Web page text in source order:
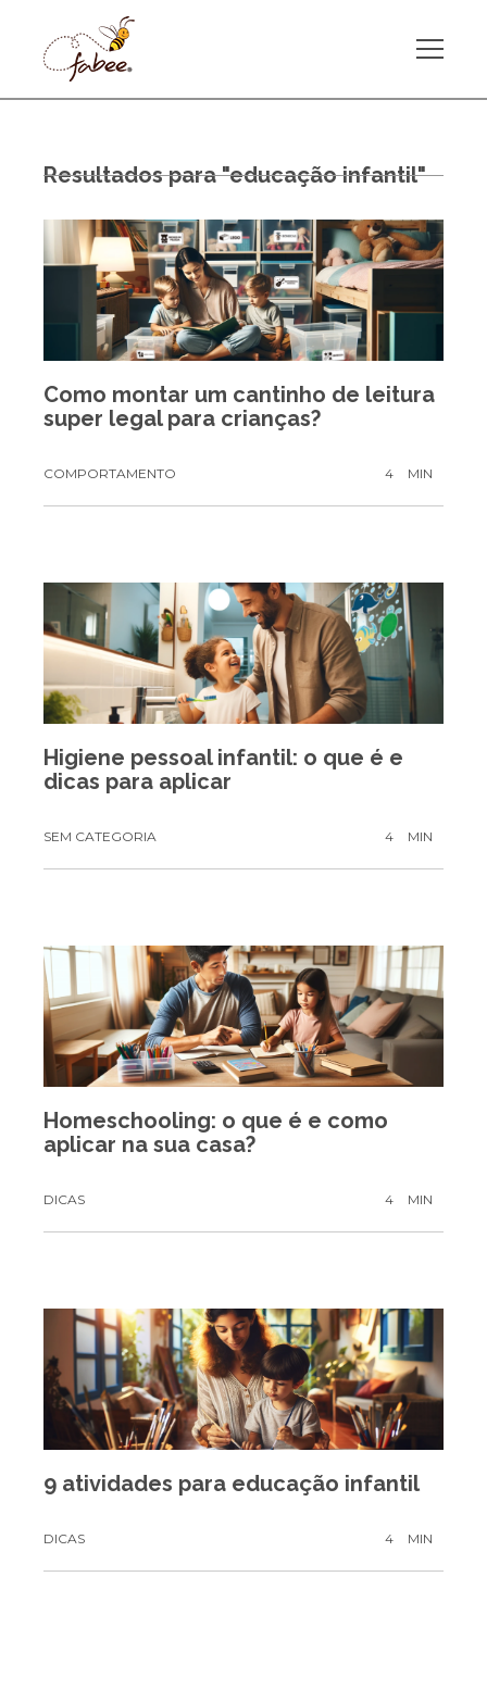
Resultados para "educação infantil"
Como montar um cantinho de leitura
super legal para crianças?
COMPORTAMENTO 4 MIN
Higiene pessoal infantil: o que é e
dicas para aplicar
SEM CATEGORIA 4 MIN
Homeschooling: o que é e como
aplicar na sua casa?
DICAS 4 MIN
9 atividades para educação infantil
DICAS 4 MIN